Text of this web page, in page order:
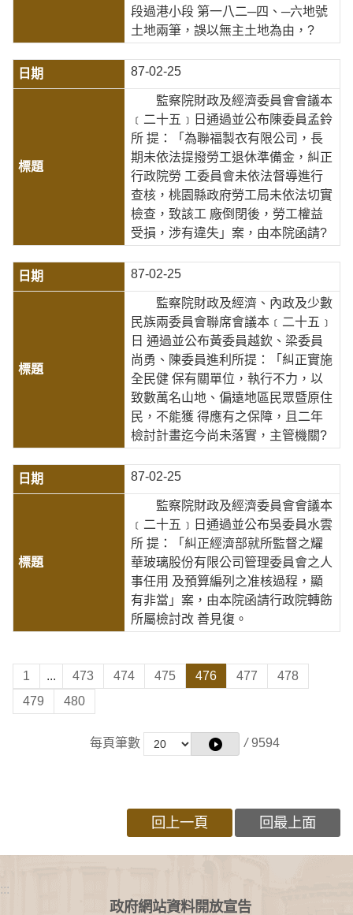
段過港小段 第一八二─四、─六地號
土地兩筆，誤以無主土地為由，?
87-02-25
監察院財政及經濟委員會會議本
﹝二十五﹞日通過並公布陳委員孟鈴
所 提：「為聯福製衣有限公司，長
期未依法提撥勞工退休準備金，糾正
行政院勞 工委員會未依法督導進行
查核，桃園縣政府勞工局未依法切實
檢查，致該工 廠倒閉後，勞工權益
受損，涉有違失」案，由本院函請?
87-02-25
監察院財政及經濟、內政及少數
民族兩委員會聯席會議本﹝二十五﹞
日 通過並公布黃委員越欽、梁委員
尚勇、陳委員進利所提：「糾正實施
全民健 保有關單位，執行不力，以
致數萬名山地、偏遠地區民眾暨原住
民，不能獲 得應有之保障，且二年
檢討計畫迄今尚未落實，主管機關?
87-02-25
監察院財政及經濟委員會會議本
﹝二十五﹞日通過並公布吳委員水雲
所 提：「糾正經濟部就所監督之耀
華玻璃股份有限公司管理委員會之人
事任用 及預算編列之准核過程，顯
有非當」案，由本院函請行政院轉飭
所屬檢討改 善見復。
1 ... 473 474 475 476 477
478
479
480
每頁筆數 / 9594
回上一頁 回最上面
:::
政府網站資料開放宣告